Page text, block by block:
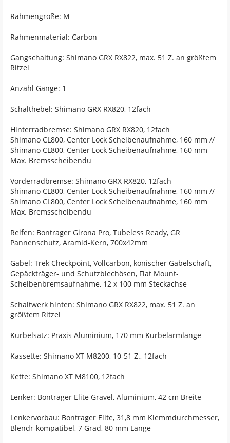
Rahmengröße: M
Rahmenmaterial: Carbon
Gangschaltung: Shimano GRX RX822, max. 51 Z. an größtem
Ritzel
Anzahl Gänge: 1
Schalthebel: Shimano GRX RX820, 12fach
Hinterradbremse: Shimano GRX RX820, 12fach
Shimano CL800, Center Lock Scheibenaufnahme, 160 mm //
Shimano CL800, Center Lock Scheibenaufnahme, 160 mm
Max. Bremsscheibendu
Vorderradbremse: Shimano GRX RX820, 12fach
Shimano CL800, Center Lock Scheibenaufnahme, 160 mm //
Shimano CL800, Center Lock Scheibenaufnahme, 160 mm
Max. Bremsscheibendu
Reifen: Bontrager Girona Pro, Tubeless Ready, GR
Pannenschutz, Aramid-Kern, 700x42mm
Gabel: Trek Checkpoint, Vollcarbon, konischer Gabelschaft,
Gepäckträger- und Schutzblechösen, Flat Mount-
Scheibenbremsaufnahme, 12 x 100 mm Steckachse
Schaltwerk hinten: Shimano GRX RX822, max. 51 Z. an
größtem Ritzel
Kurbelsatz: Praxis Aluminium, 170 mm Kurbelarmlänge
Kassette: Shimano XT M8200, 10-51 Z., 12fach
Kette: Shimano XT M8100, 12fach
Lenker: Bontrager Elite Gravel, Aluminium, 42 cm Breite
Lenkervorbau: Bontrager Elite, 31,8 mm Klemmdurchmesser,
Blendr-kompatibel, 7 Grad, 80 mm Länge